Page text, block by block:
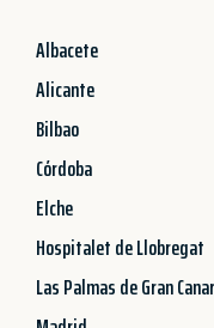
Albacete
Alicante
Bilbao
Córdoba
Elche
Hospitalet de Llobregat
Las Palmas de Gran